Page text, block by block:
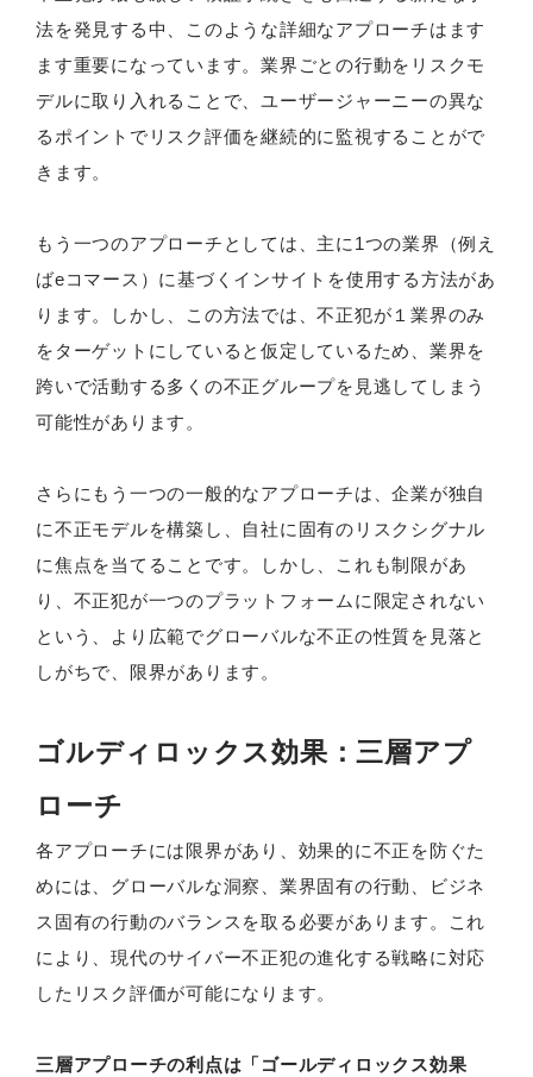
法を発見する中、このような詳細なアプローチはます
ます重要になっています。業界ごとの行動をリスクモ
デルに取り入れることで、ユーザージャーニーの異な
るポイントでリスク評価を継続的に監視することがで
きます。
もう一つのアプローチとしては、主に1つの業界（例え
ばeコマース）に基づくインサイトを使用する方法があ
ります。しかし、この方法では、不正犯が１業界のみ
をターゲットにしていると仮定しているため、業界を
跨いで活動する多くの不正グループを見逃してしまう
可能性があります。
さらにもう一つの一般的なアプローチは、企業が独自
に不正モデルを構築し、自社に固有のリスクシグナル
に焦点を当てることです。しかし、これも制限があ
り、不正犯が一つのプラットフォームに限定されない
という、より広範でグローバルな不正の性質を見落と
しがちで、限界があります。
ゴルディロックス効果：三層アプ
ローチ
各アプローチには限界があり、効果的に不正を防ぐた
めには、グローバルな洞察、業界固有の行動、ビジネ
ス固有の行動のバランスを取る必要があります。これ
により、現代のサイバー不正犯の進化する戦略に対応
したリスク評価が可能になります。
三層アプローチの利点は「ゴールディロックス効果